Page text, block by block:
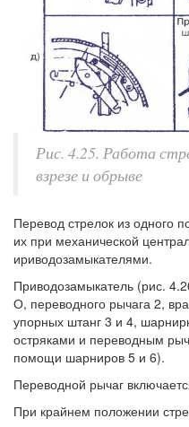
Рис. 4.25. Работа
взрезе и обрыве
Перевод стрелок из одного
их при механической
ириводозамыкателями.
Приводозамыкатель (рис.
О, переводного рычага 2,
упорных штанг 3 и 4,
остряками и переводным
помощи шарниров 5 и 6).
Переводной рычаг
При крайнем положении